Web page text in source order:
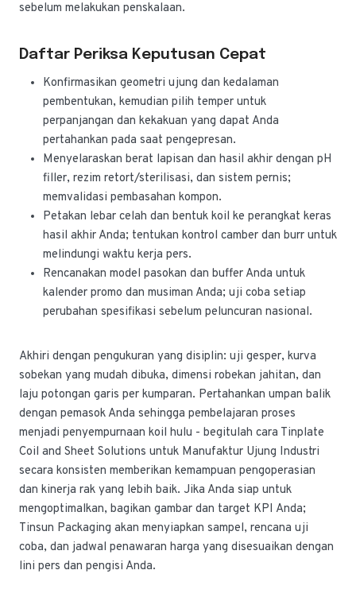
sebelum melakukan penskalaan.
Daftar Periksa Keputusan Cepat
Konfirmasikan geometri ujung dan kedalaman
pembentukan, kemudian pilih temper untuk
perpanjangan dan kekakuan yang dapat Anda
pertahankan pada saat pengepresan.
Menyelaraskan berat lapisan dan hasil akhir dengan pH
filler, rezim retort/sterilisasi, dan sistem pernis;
memvalidasi pembasahan kompon.
Petakan lebar celah dan bentuk koil ke perangkat keras
hasil akhir Anda; tentukan kontrol camber dan burr untuk
melindungi waktu kerja pers.
Rencanakan model pasokan dan buffer Anda untuk
kalender promo dan musiman Anda; uji coba setiap
perubahan spesifikasi sebelum peluncuran nasional.
Akhiri dengan pengukuran yang disiplin: uji gesper, kurva
sobekan yang mudah dibuka, dimensi robekan jahitan, dan
laju potongan garis per kumparan. Pertahankan umpan balik
dengan pemasok Anda sehingga pembelajaran proses
menjadi penyempurnaan koil hulu - begitulah cara Tinplate
Coil and Sheet Solutions untuk Manufaktur Ujung Industri
secara konsisten memberikan kemampuan pengoperasian
dan kinerja rak yang lebih baik. Jika Anda siap untuk
mengoptimalkan, bagikan gambar dan target KPI Anda;
Tinsun Packaging akan menyiapkan sampel, rencana uji
coba, dan jadwal penawaran harga yang disesuaikan dengan
lini pers dan pengisi Anda.